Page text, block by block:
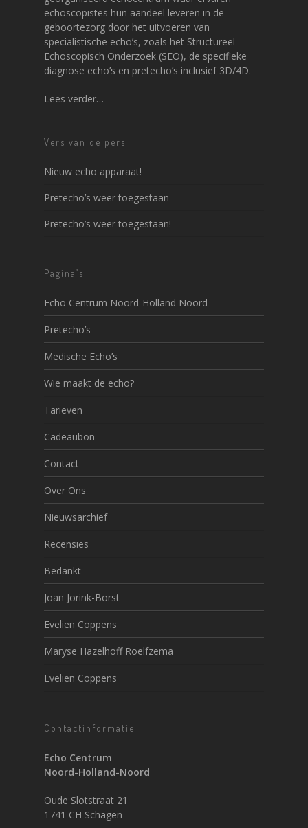
echoscopistes hun aandeel leveren in de
geboortezorg door het uitvoeren van
specialistische echo’s, zoals het Structureel
Echoscopisch Onderzoek (SEO), de specifieke
diagnose echo’s en pretecho’s inclusief 3D/4D.
Lees verder…
Vers van de pers
Nieuw echo apparaat!
Pretecho’s weer toegestaan
Pretecho’s weer toegestaan!
Pagina’s
Echo Centrum Noord-Holland Noord
Pretecho’s
Medische Echo’s
Wie maakt de echo?
Tarieven
Cadeaubon
Contact
Over Ons
Nieuwsarchief
Recensies
Bedankt
Joan Jorink-Borst
Evelien Coppens
Maryse Hazelhoff Roelfzema
Evelien Coppens
Contactinformatie
Echo Centrum
Noord-Holland-Noord
Oude Slotstraat 21
1741 CH Schagen